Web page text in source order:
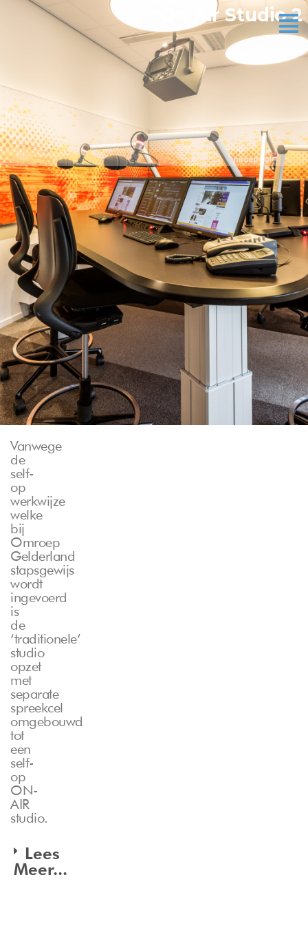
On-Air Studio 2
Vanwege
de
self-
op
werkwijze
welke
bij
Omroep
Gelderland
stapsgewijs
wordt
ingevoerd
is
de
‘traditionele’
studio
opzet
met
separate
spreekcel
omgebouwd
tot
een
self-
op
ON-
AIR
studio.
Lees
Meer...